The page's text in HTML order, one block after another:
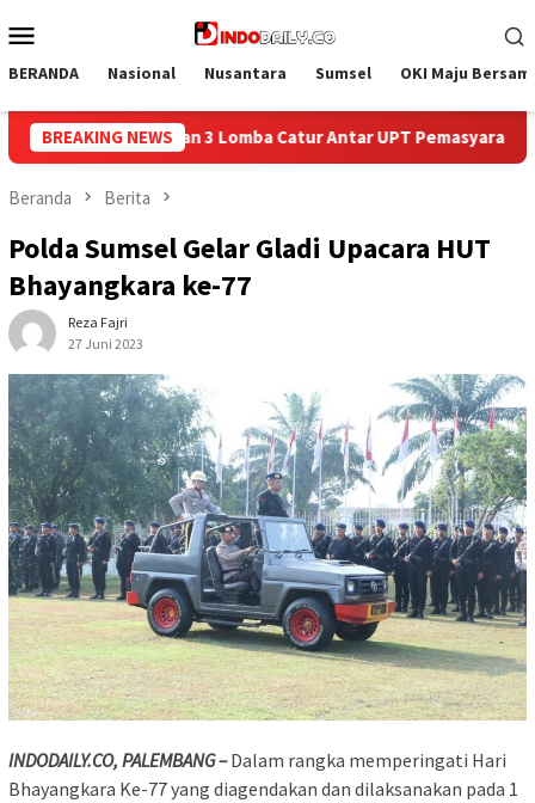
ke
Mobile
BERANDA Nasional Nusantara Sumsel OKI Maju
BREAKING NEWS
UPT Pemasyarakatan se-Palembang Raya Semarak
Beranda Berita
Polda Sumsel Gelar Gladi Upacara HUT
Bhayangkara ke-77
Reza Fajri
27 Juni 2023
INDODAILY.CO, PALEMBANG – Dalam rangka memperingati Hari
Bhayangkara Ke-77 yang diagendakan dan dilaksanakan pada 1